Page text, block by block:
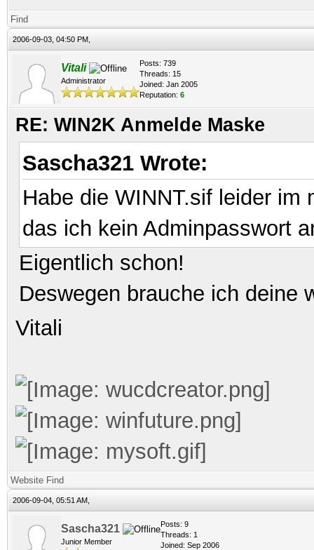
Find
2006-09-03, 04:50 PM,
Vitali
Administrator
Posts: 739
Threads: 15
Joined: Jan 2005
Reputation: 6
RE: WIN2K Anmelde Maske
Sascha321 Wrote:
Habe die WINNT.sif leider im
das ich kein Adminpasswort
Eigentlich schon!
Deswegen brauche ich deine
Vitali
Website Find
2006-09-04, 05:51 AM,
Sascha321
Junior Member
Posts: 9
Threads: 1
Joined: Sep 2006